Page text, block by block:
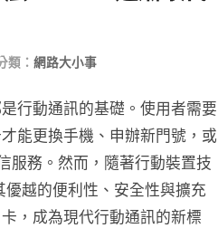
類： 網路大小事
行動通訊的基礎。使用者需要
能更換手機、申辦新門號，或
服務。然而，隨著行動裝置技
越的便利性、安全性與擴充
，成為現代行動通訊的新標